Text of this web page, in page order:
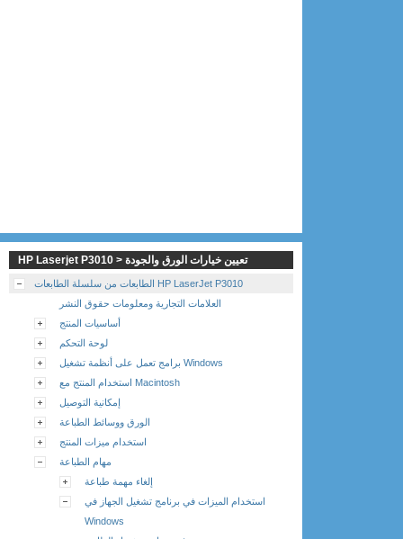
HP Laserjet P3010 > تعيين خيارات الورق والجودة
الطابعات من سلسلة الطابعات HP LaserJet P3010
العلامات التجارية ومعلومات حقوق النشر
أساسيات المنتج
لوحة التحكم
برامج تعمل على أنظمة تشغيل Windows
استخدام المنتج مع Macintosh
إمكانية التوصيل
الورق ووسائط الطباعة
استخدام ميزات المنتج
مهام الطباعة
إلغاء مهمة طباعة
استخدام الميزات في برنامج تشغيل الجهاز في
Windows